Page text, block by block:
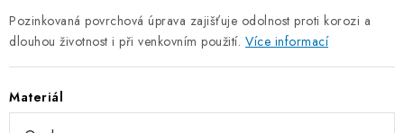
TEXTILNÍ LANA
ZÁVĚSNÉ ŘETĚZY PRO KVĚTINÁČE
Pozinkovaná povrchová úprava zajišťuje odolnost proti korozi a
dlouhou životnost i při venkovním použití. Více informací
Materiál